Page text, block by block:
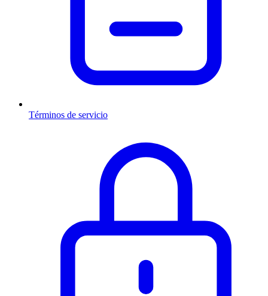
Términos de servicio